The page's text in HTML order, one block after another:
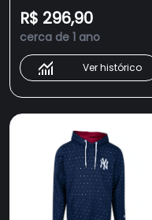
R$ 296,90
cerca de 1 ano
Ver histórico